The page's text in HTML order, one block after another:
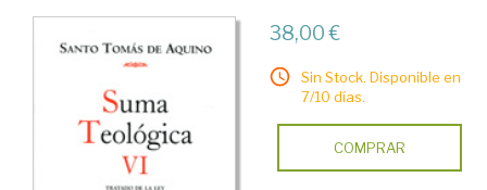
38,00 €
Sin Stock. Disponible en
7/10 días.
COMPRAR